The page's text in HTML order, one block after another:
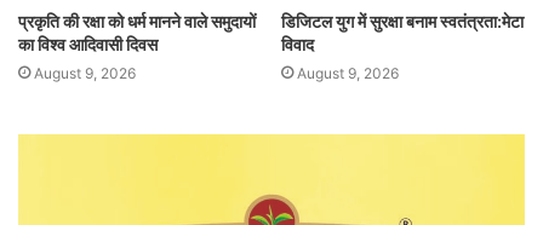
प्रकृति की रक्षा को धर्म मानने वाले समुदायों
का विश्व आदिवासी दिवस
August 9, 2026
डिजिटल युग में सुरक्षा बनाम स्वतंत्रता:मेटा
विवाद
August 9, 2026